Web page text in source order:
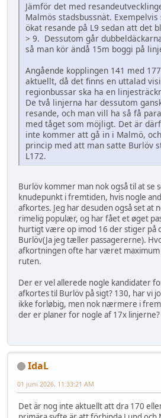
Jämför det med
Malmös stadsbussnät.
ökat resande på L9 sedan att det
> 9. Dessutom går
så man kör ändå 15m boggi på
Angående kopplingen 141 med
aktuellt, då det finns en uttalad
regionbussar ska ha en
De två linjerna har dessutom
resande, och man vill ha så få
med tåget som möjligt. Det är
inte kommer att gå in i Malmö,
princip med att man satte Burlöv
L172.
Burlöv kommer man nok også til at se
knudepunkt i fremtiden, hvis nogle
afkortes. Jeg har desuden også set at
rimelig populær, og har fået et øget
hurtigt være op imod 16 der stiger på
Burlöv(Ja jeg tæller passagererne).
afkortningen ofte har været maximum
ruten.
Der er vel allerede nogle kandidater
afkortes til Burlöv på sigt? 130, har vi
ikke forløbig, men nok nærmere i
der er planer for nogle af 17x linjerne?
IdaL
01 juni 2026, 11:33:21 AM
Det är nog inte aktuellt att dra 170